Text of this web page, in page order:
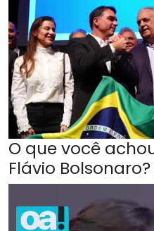
O que você
Flávio